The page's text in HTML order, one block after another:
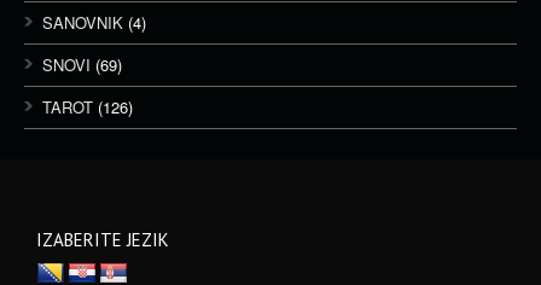
SANOVNIK (4)
SNOVI (69)
TAROT (126)
IZABERITE JEZIK